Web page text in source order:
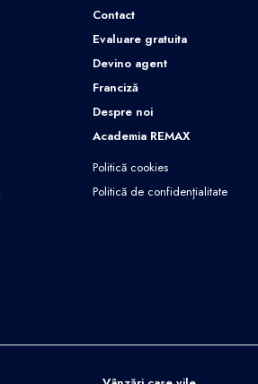
Contact
Evaluare gratuita
Devino agent
Franciză
Despre noi
Academia REMAX
Politică cookies
Politică de confidențialitate